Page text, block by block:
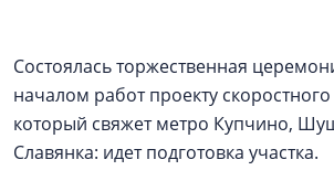
Состоялась торжественная
началом работ проекту
который свяжет метро Купчино,
Славянка: идет подготовка участка.